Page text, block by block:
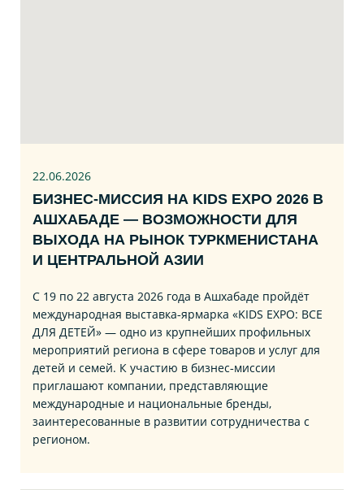
22.06.2026
БИЗНЕС‑МИССИЯ НА KIDS EXPO 2026 В
АШХАБАДЕ — ВОЗМОЖНОСТИ ДЛЯ
ВЫХОДА НА РЫНОК ТУРКМЕНИСТАНА
И ЦЕНТРАЛЬНОЙ АЗИИ
С 19 по 22 августа 2026 года в Ашхабаде пройдёт
международная выставка‑ярмарка «KIDS EXPO: ВСЕ
ДЛЯ ДЕТЕЙ» — одно из крупнейших профильных
мероприятий региона в сфере товаров и услуг для
детей и семей. К участию в бизнес‑миссии
приглашают компании, представляющие
международные и национальные бренды,
заинтересованные в развитии сотрудничества с
регионом.